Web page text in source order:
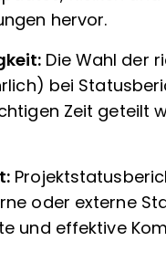
hervor.
Die Wahl der
bei
Zeit geteilt
oder externe
und effektive